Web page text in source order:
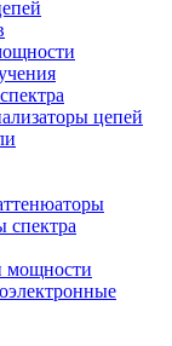
цепей
спектра
мощности